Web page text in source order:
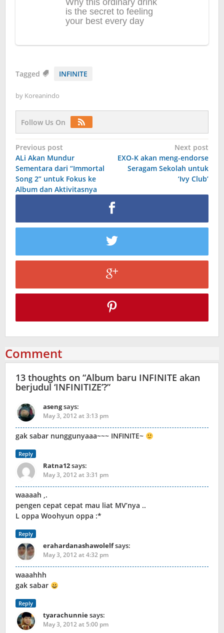
Tagged INFINITE
by Koreanindo
Follow Us On
Post
navigation
Previous post
ALi Akan Mundur
Sementara dari “Immortal
Song 2” untuk Fokus ke
Album dan Aktivitasnya
Next post
EXO-K akan meng-endorse
Seragam Sekolah untuk
‘Ivy Club’
Comment
13 thoughts on “Album baru INFINITE akan
berjudul ‘INFINITIZE’?”
asengsays:
May 3, 2012 at 3:13 pm
gak sabar nunggunyaaa~~~ INFINITE~
Reply
Ratna12says:
May 3, 2012 at 3:31 pm
waaaah ,.
pengen cepat cepat mau liat MV’nya ..
L oppa Woohyun oppa :*
Reply
erahardanashawolelfsays:
May 3, 2012 at 4:32 pm
waaahhh
gak sabar
Reply
tyarachunniesays:
May 3, 2012 at 5:00 pm